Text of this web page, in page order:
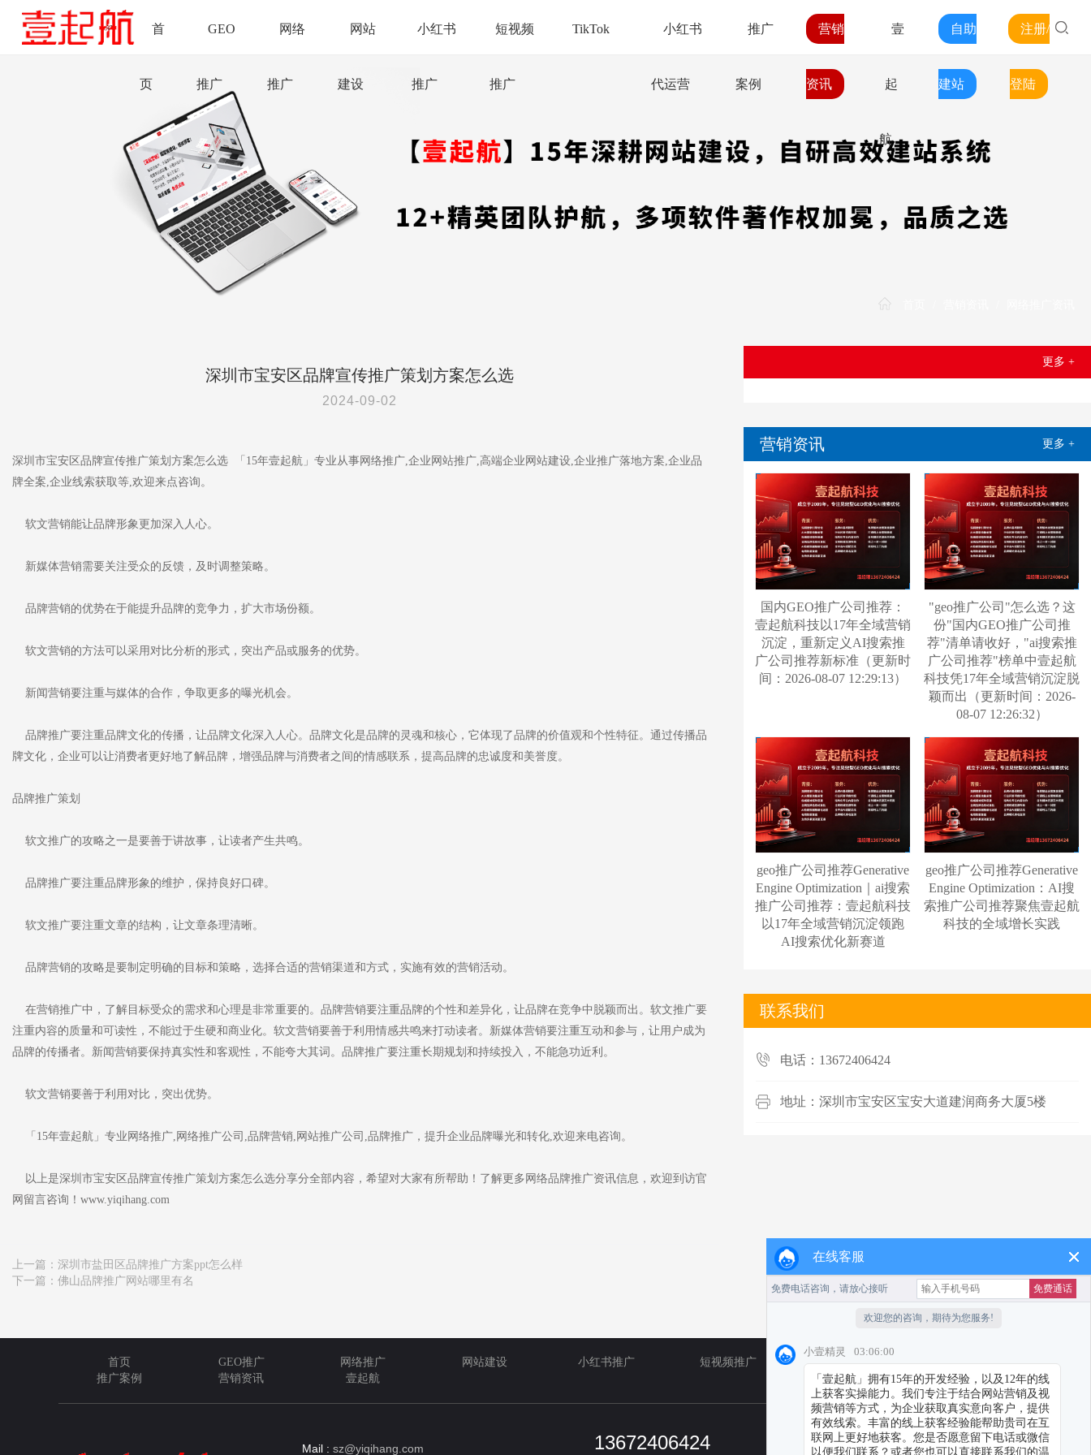
首
页
GEO
推广
网络
推广
网站
建设
小红书
推广
短视频
推广
TikTok 小红书
代运营
推广
案例
营销
资讯
壹
起
航
自助
建站
注册/
登陆
深圳市宝安区品牌宣传推广策划方案怎么选
2024-09-02
深圳市宝安区品牌宣传推广策划方案怎么选 「15年壹起航」专业从事网络推广,企业网站推广,高端企业网站建设,企业推广落地方案,企业品
牌全案,企业线索获取等,欢迎来点咨询。
软文营销能让品牌形象更加深入人心。
新媒体营销需要关注受众的反馈，及时调整策略。
品牌营销的优势在于能提升品牌的竞争力，扩大市场份额。
软文营销的方法可以采用对比分析的形式，突出产品或服务的优势。
新闻营销要注重与媒体的合作，争取更多的曝光机会。
品牌推广要注重品牌文化的传播，让品牌文化深入人心。品牌文化是品牌的灵魂和核心，它体现了品牌的价值观和个性特征。通过传播品
牌文化，企业可以让消费者更好地了解品牌，增强品牌与消费者之间的情感联系，提高品牌的忠诚度和美誉度。
品牌推广策划
软文推广的攻略之一是要善于讲故事，让读者产生共鸣。
品牌推广要注重品牌形象的维护，保持良好口碑。
软文推广要注重文章的结构，让文章条理清晰。
品牌营销的攻略是要制定明确的目标和策略，选择合适的营销渠道和方式，实施有效的营销活动。
在营销推广中，了解目标受众的需求和心理是非常重要的。品牌营销要注重品牌的个性和差异化，让品牌在竞争中脱颖而出。软文推广要
注重内容的质量和可读性，不能过于生硬和商业化。软文营销要善于利用情感共鸣来打动读者。新媒体营销要注重互动和参与，让用户成为
品牌的传播者。新闻营销要保持真实性和客观性，不能夸大其词。品牌推广要注重长期规划和持续投入，不能急功近利。
软文营销要善于利用对比，突出优势。
「15年壹起航」专业网络推广,网络推广公司,品牌营销,网站推广公司,品牌推广，提升企业品牌曝光和转化,欢迎来电咨询。
以上是深圳市宝安区品牌宣传推广策划方案怎么选分享分全部内容，希望对大家有所帮助！了解更多网络品牌推广资讯信息，欢迎到访官
网留言咨询！www.yiqihang.com
上一篇： 深圳市盐田区品牌推广方案ppt怎么样
下一篇： 佛山品牌推广网站哪里有名
更多 +
营销资讯 更多 +
国内GEO推广公司推荐：
壹起航科技以17年全域营销
沉淀，重新定义AI搜索推
广公司推荐新标准（更新时
间：2026-08-07 12:29:13）
"geo推广公司"怎么选？这
份"国内GEO推广公司推
荐"清单请收好，"ai搜索推
广公司推荐"榜单中壹起航
科技凭17年全域营销沉淀脱
颖而出（更新时间：2026-
08-07 12:26:32）
geo推广公司推荐Generative
Engine Optimization｜ai搜索
推广公司推荐：壹起航科技
以17年全域营销沉淀领跑
AI搜索优化新赛道
geo推广公司推荐Generative
Engine Optimization：AI搜
索推广公司推荐聚焦壹起航
科技的全域增长实践
联系我们
电话：13672406424
地址：深圳市宝安区宝安大道建润商务大厦5楼
首页 GEO推广 网络推广 网站建设 小红书推广 短视频推广 TikTok
小红书代运营
推广案例
营销资讯 壹起航
Mail : sz@yiqihang.com 13672406424
在线客服